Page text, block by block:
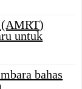
untuk
bahas